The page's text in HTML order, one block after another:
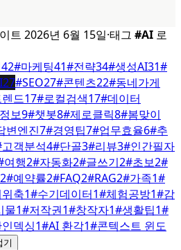
트 2026년 6월 15일·태그 #AI 로
42#마케팅41#전략34#생성AI31#
27#SEO27#콘텐츠22#동네가게
드17#로컬검색17#데이터
보9#챗봇8#제로클릭8#봄맞이
변엔진7#경영팁7#업무효율6#추
고객분석4#단골3#리뷰3#인간필자
여행2#자동화2#글쓰기2#초보2#
2#예약률2#FAQ2#RAG2#가족1#
축1#수기데이터1#체험공방1#감
물1#저작권1#창작자1#생활팁1#
덱싱1#AI 환각1#콘텍스트 윈도
기